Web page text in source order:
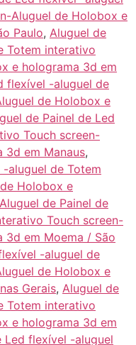
Aluguel de Holobox e
Paulo, Aluguel de
Totem interativo
e holograma 3d em
flexível -aluguel de
de Holobox e
de Painel de Led
Touch screen-
3d em Manaus,
aluguel de Totem
Holobox e
Aluguel de Painel de
Touch screen-
3d em Moema / São
-aluguel de
de Holobox e
Gerais, Aluguel de
Totem interativo
e holograma 3d em
Led flexível -aluguel